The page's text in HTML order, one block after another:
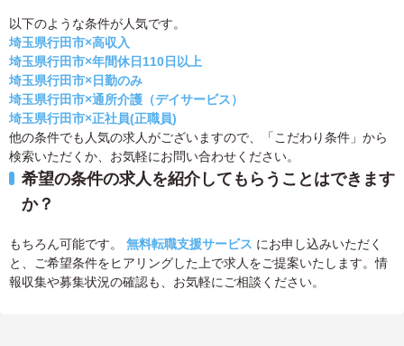
以下のような条件が人気です。
埼玉県行田市×高収入
埼玉県行田市×年間休日110日以上
埼玉県行田市×日勤のみ
埼玉県行田市×通所介護（デイサービス）
埼玉県行田市×正社員(正職員)
他の条件でも人気の求人がございますので、「こだわり条件」から
検索いただくか、お気軽にお問い合わせください。
希望の条件の求人を紹介してもらうことはできます
か？
もちろん可能です。 無料転職支援サービス にお申し込みいただく
と、ご希望条件をヒアリングした上で求人をご提案いたします。情
報収集や募集状況の確認も、お気軽にご相談ください。